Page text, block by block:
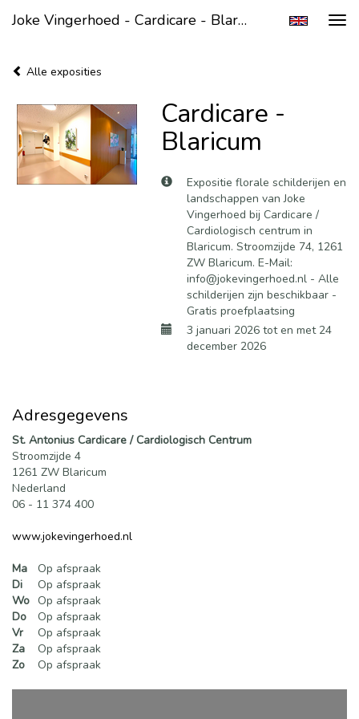
Joke Vingerhoed - Cardicare - Blaricum
Alle exposities
Cardicare -
Blaricum
Expositie florale schilderijen en
landschappen van Joke
Vingerhoed bij Cardicare /
Cardiologisch centrum in
Blaricum. Stroomzijde 74, 1261
ZW Blaricum. E-Mail:
info@jokevingerhoed.nl - Alle
schilderijen zijn beschikbaar -
Gratis proefplaatsing
3 januari 2026 tot en met 24
december 2026
Adresgegevens
St. Antonius Cardicare / Cardiologisch Centrum
Stroomzijde 4
1261 ZW Blaricum
Nederland
06 - 11 374 400
www.jokevingerhoed.nl
Ma
Op afspraak
Di
Op afspraak
Wo Op afspraak
Do
Op afspraak
Vr
Op afspraak
Za
Op afspraak
Zo
Op afspraak